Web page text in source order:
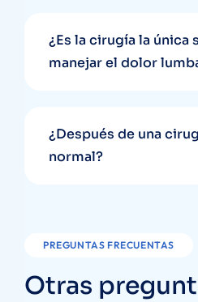
¿Es la cirugía la única
manejar el dolor
¿Después de una
normal?
PREGUNTAS FRECUENTAS
Otras